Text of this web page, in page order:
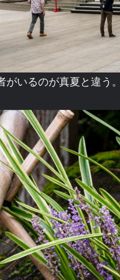
がいるのが真夏と違う。